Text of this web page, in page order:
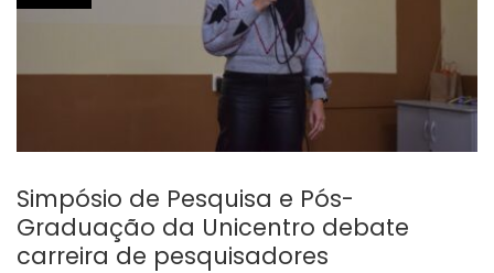
Simpósio de Pesquisa e Pós-
Graduação da Unicentro debate
carreira de pesquisadores